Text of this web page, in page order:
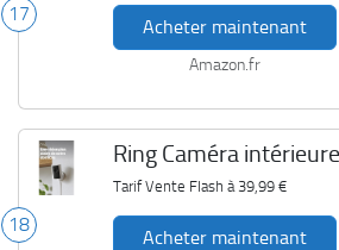
17
Acheter maintenant
Amazon.fr
18
Ring Caméra
Tarif Vente Flash à 39,99 €
Acheter maintenant